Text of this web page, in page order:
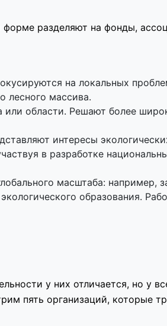
форме разделяют на фонды,
на локальных
лесного массива.
или области. Решают более
интересы
в разработке
масштаба: например,
образования.
у них отличается, но у
пять организаций, которые